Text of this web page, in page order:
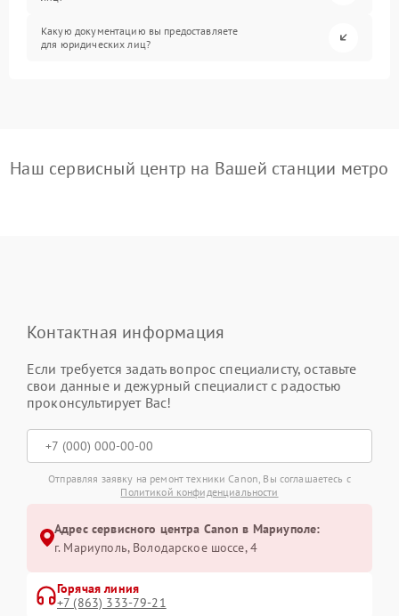
Какую документацию вы предоставляете
для юридических лиц?
Наш сервисный центр на Вашей станции метро
Контактная информация
Если требуется задать вопрос специалисту, оставьте
свои данные и дежурный специалист с радостью
проконсультирует Вас!
Отправляя заявку на ремонт техники Canon, Вы соглашаетесь с
Политикой конфиденциальности
Адрес сервисного центра Canon в Мариуполе:
г. Мариуполь, Володарское шоссе, 4
Горячая линия
+7 (863) 333-79-21